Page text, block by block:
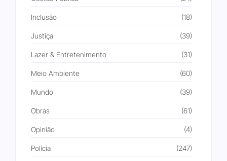
Inclusão (18)
Justiça (39)
Lazer & Entretenimento (31)
Meio Ambiente (60)
Mundo (39)
Obras (61)
Opinião (4)
Polícia (247)